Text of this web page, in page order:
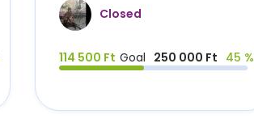
Closed
114 500 Ft Goal 250 000 Ft 45 %